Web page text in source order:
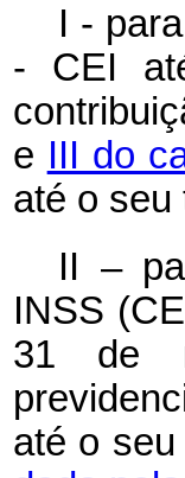
I -
- CEI
e III do
até o seu
II –
INSS
31 de
até o